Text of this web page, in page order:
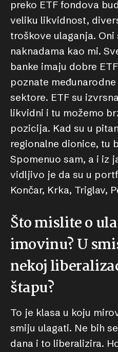
preko ETF fondova
veliku likvidnost,
troškove ulaganja.
naknadama kao mi.
banke imaju dobre
poznate
sektore. ETF su
likvidni i tu možemo
pozicija. Kad su u
regionalne dionice, tu
Spomenuo sam, a i iz
vidljivo je da su u
Končar, Krka, Triglav,
Što mislite o
imovinu? U
nekoj
štapu?
To je klasa u koju
smiju ulagati. Ne bih
dana i to liberalizira.